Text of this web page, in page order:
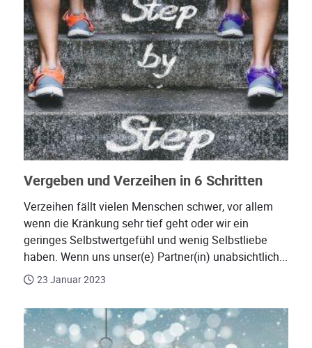
Vergeben und Verzeihen in 6 Schritten
Verzeihen fällt vielen Menschen schwer, vor allem
wenn die Kränkung sehr tief geht oder wir ein
geringes Selbstwertgefühl und wenig Selbstliebe
haben. Wenn uns unser(e) Partner(in) unabsichtlich...
23 Januar 2023